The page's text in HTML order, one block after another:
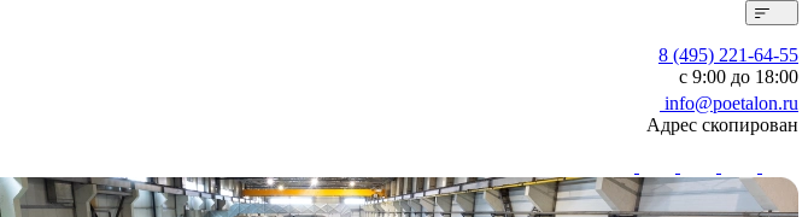
8 (495) 221-64-55
с 9:00 до 18:00
info@poetalon.ru
Адрес скопирован